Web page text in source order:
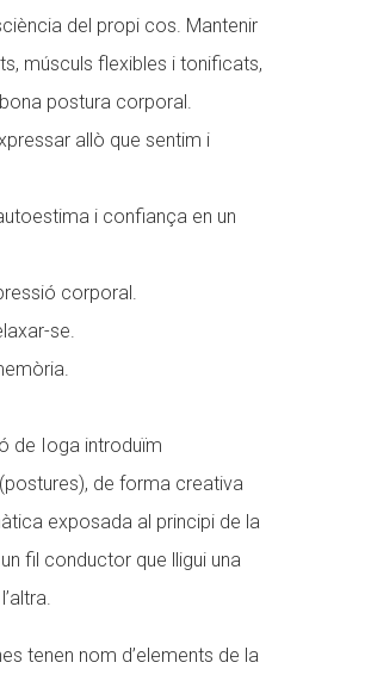
del propi cos. Mantenir
músculs flexibles i tonificats,
postura corporal.
allò que sentim i
i confiança en un
corporal.
se.
de Ioga introduïm
(postures), de forma creativa
exposada al principi de la
fil conductor que lligui una
tenen nom d’elements de la